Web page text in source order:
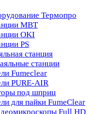
Термопро
MBT
OKI
PS
станция
станции
Fumeclear
PURE-AIR
под шприц
для пайки FumeClear
Full HD